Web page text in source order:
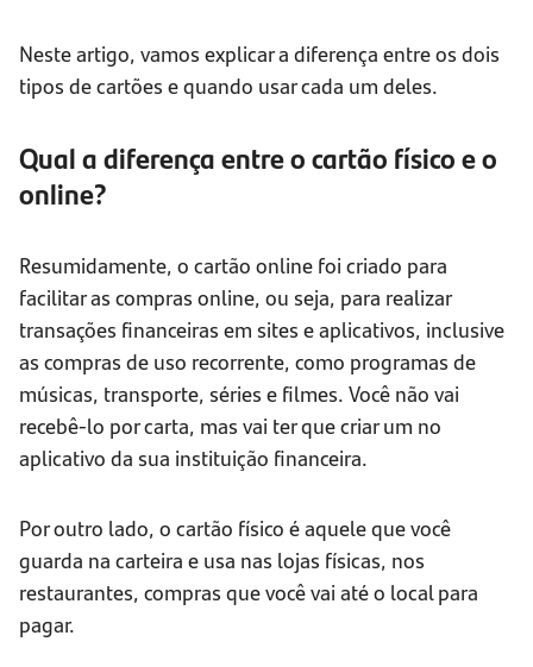
Neste artigo, vamos explicar a diferença entre os dois
tipos de cartões e quando usar cada um deles.
Qual a diferença entre o cartão físico e o
online?
Resumidamente, o cartão online foi criado para
facilitar as compras online, ou seja, para realizar
transações financeiras em sites e aplicativos, inclusive
as compras de uso recorrente, como programas de
músicas, transporte, séries e filmes. Você não vai
recebê-lo por carta, mas vai ter que criar um no
aplicativo da sua instituição financeira.
Por outro lado, o cartão físico é aquele que você
guarda na carteira e usa nas lojas físicas, nos
restaurantes, compras que você vai até o local para
pagar.